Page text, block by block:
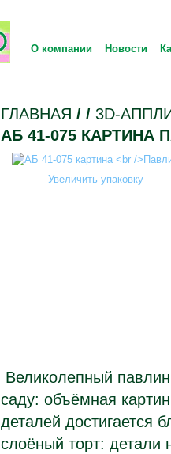
О компании Новости
ГЛАВНАЯ / / 3D-
АБ 41-075 КАРТИНА
Увеличить упаковку
Великолепный
саду: объёмная
деталей достигается
слоёный торт: детали